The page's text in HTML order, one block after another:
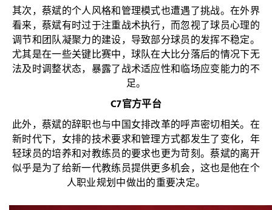
其次，蔡斌的个人风格和管理模式也遭遇了挑战。在外界
看来，蔡斌有时过于注重战术执行，而忽视了球员心理的
调节和团队凝聚力的建设，导致部分球员的发挥不稳定。
尤其是在一些关键比赛中，球队在大比分落后的情况下无
法及时调整状态，暴露了战术适应性和临场应变能力的不
足。
C7官方平台
此外，蔡斌的辞职也与中国女排改革的呼声密切相关。在
新时代下，女排的技术要求和管理方式都发生了变化，年
轻球员的培养和对教练员的要求也更为苛刻。蔡斌的离开
似乎是为了给新一代教练员提供更多机会，这也是他在个
人职业规划中做出的重要决定。